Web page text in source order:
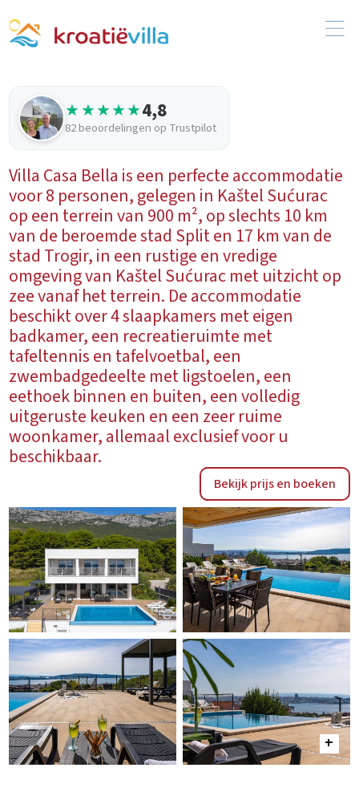
★★★★★4,8
82 beoordelingen op Trustpilot
Villa Casa Bella is een perfecte accommodatie
voor 8 personen, gelegen in Kaštel Sućurac
op een terrein van 900 m², op slechts 10 km
van de beroemde stad Split en 17 km van de
stad Trogir, in een rustige en vredige
omgeving van Kaštel Sućurac met uitzicht op
zee vanaf het terrein. De accommodatie
beschikt over 4 slaapkamers met eigen
badkamer, een recreatieruimte met
tafeltennis en tafelvoetbal, een
zwembadgedeelte met ligstoelen, een
eethoek binnen en buiten, een volledig
uitgeruste keuken en een zeer ruime
woonkamer, allemaal exclusief voor u
beschikbaar.
Bekijk prijs en boeken